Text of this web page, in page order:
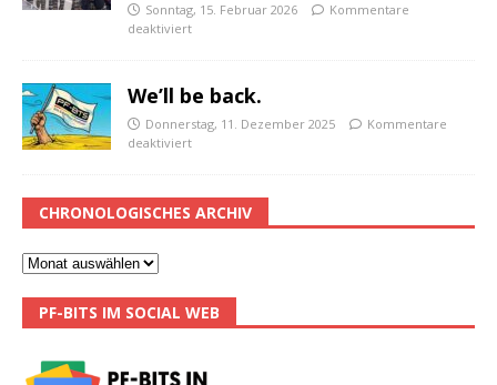
Sonntag, 15. Februar 2026
Kommentare
deaktiviert
We’ll be back.
Donnerstag, 11. Dezember 2025
Kommentare
deaktiviert
CHRONOLOGISCHES ARCHIV
PF-BITS IM SOCIAL WEB